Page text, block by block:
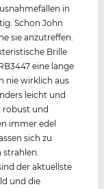
in
Schon John
sie anzutreffen.
Brille
eine lange
nie wirklich aus
leicht und
robust und
immer edel
sich zu
der aktuellste
und die